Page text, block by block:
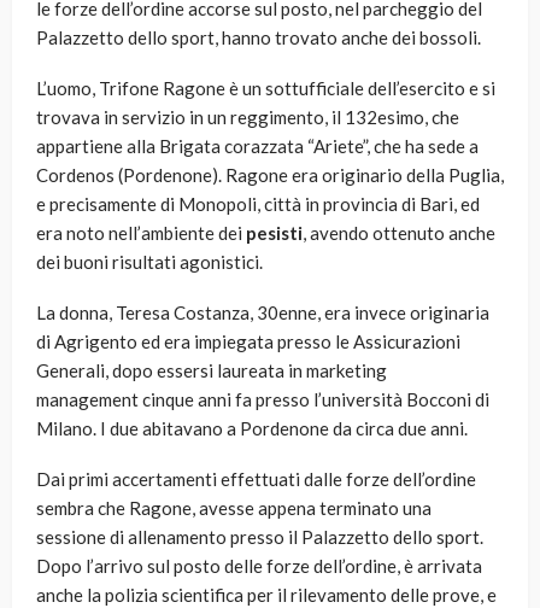
le forze dell’ordine accorse sul posto, nel parcheggio del
Palazzetto dello sport, hanno trovato anche dei bossoli.
L’uomo, Trifone Ragone è un sottufficiale dell’esercito e si
trovava in servizio in un reggimento, il 132esimo, che
appartiene alla Brigata corazzata “Ariete”, che ha sede a
Cordenos (Pordenone). Ragone era originario della Puglia,
e precisamente di Monopoli, città in provincia di Bari, ed
era noto nell’ambiente dei pesisti, avendo ottenuto anche
dei buoni risultati agonistici.
La donna, Teresa Costanza, 30enne, era invece originaria
di Agrigento ed era impiegata presso le Assicurazioni
Generali, dopo essersi laureata in marketing
management cinque anni fa presso l’università Bocconi di
Milano. I due abitavano a Pordenone da circa due anni.
Dai primi accertamenti effettuati dalle forze dell’ordine
sembra che Ragone, avesse appena terminato una
sessione di allenamento presso il Palazzetto dello sport.
Dopo l’arrivo sul posto delle forze dell’ordine, è arrivata
anche la polizia scientifica per il rilevamento delle prove, e